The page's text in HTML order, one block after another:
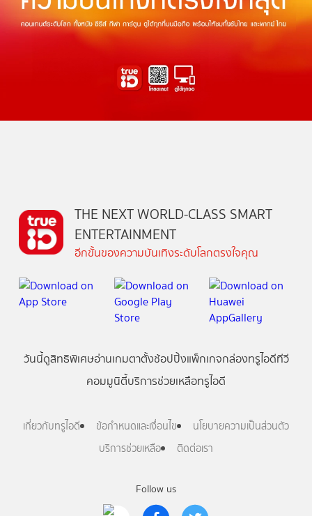
Follow us
THE NEXT WORLD-CLASS SMART
ENTERTAINMENT
อีกขั้นของความบันเทิงระดับโลกตรงใจคุณ
วันนี้ดูสิทธิพิเศษอ่านเกมตาตั้งช้อปปิ้งแพ็กเกจกล่องทรูไอดีทีวี
คอมมูนิตี้บริการช่วยเหลือทรูไอดี
เกี่ยวกับทรูไอดี ข้อกำหนดและเงื่อนไข
นโยบายความเป็นส่วนตัว
บริการช่วยเหลือ
ติดต่อเรา